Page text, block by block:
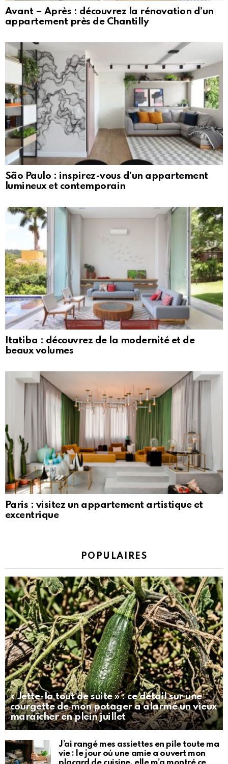
Avant – Après : découvrez la rénovation d’un
appartement près de Chantilly
São Paulo : inspirez-vous d’un appartement
lumineux et contemporain
Itatiba : découvrez de la modernité et de
beaux volumes
Paris : visitez un appartement artistique et
excentrique
POPULAIRES
« Jette-la tout de suite » : ce détail sur une
courgette de mon potager a alarmé un vieux
maraîcher en plein juillet
J’ai rangé mes assiettes en pile toute ma
vie : le jour où une amie a ouvert mon